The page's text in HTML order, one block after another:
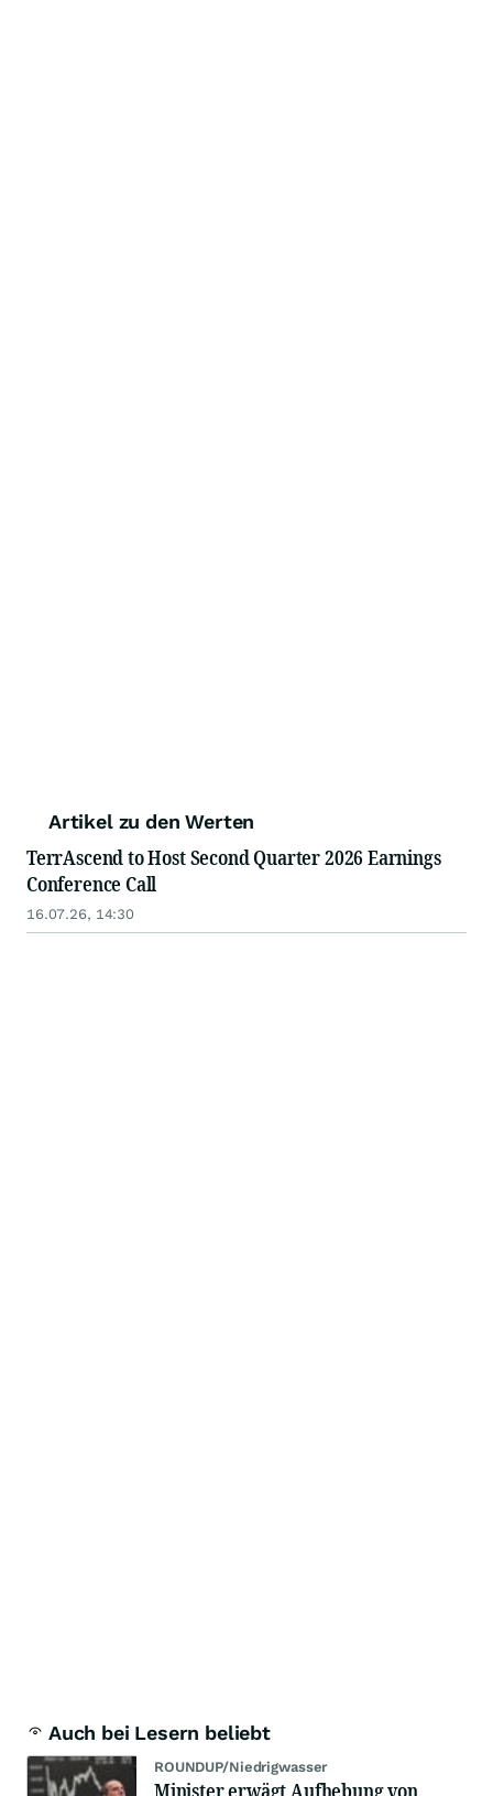
Artikel zu den Werten
TerrAscend to Host Second Quarter 2026 Earnings
Conference Call
16.07.26, 14:30
Auch bei Lesern beliebt
ROUNDUP/Niedrigwasser